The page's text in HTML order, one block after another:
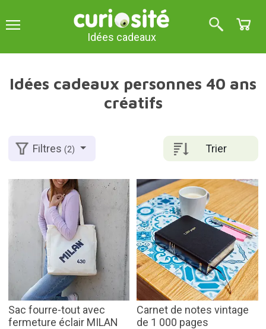
Idées cadeaux
Idées cadeaux personnes 40 ans
créatifs
Trier
Filtres(2)
Sac fourre-tout avec
fermeture éclair MILAN
Carnet de notes vintage
de 1 000 pages